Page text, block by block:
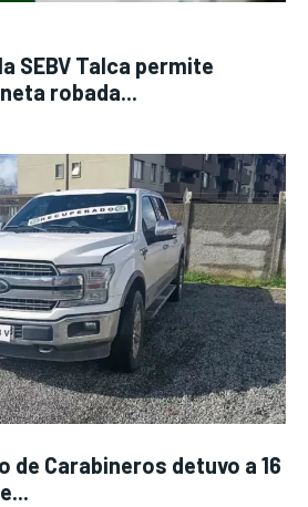
SEBV Talca permite
robada...
de Carabineros detuvo a 16